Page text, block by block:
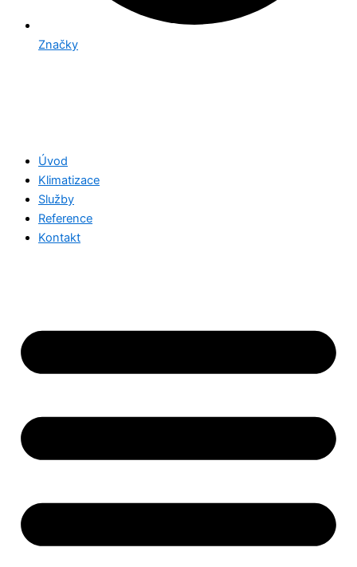
Značky
Úvod
Klimatizace
Služby
Reference
Kontakt